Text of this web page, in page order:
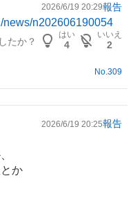
2026/6/19 20:29報告
news/n202606190054
たか？
はい
4
いいえ
2
No. 309
2026/6/19 20:25報告
か